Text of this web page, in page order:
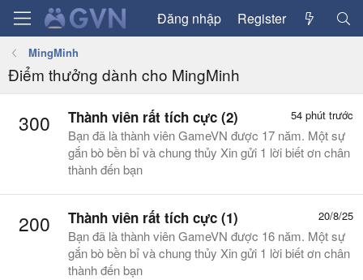
Đăng nhập Register
MingMinh
Điểm thưởng dành cho MingMinh
300 54 phút trước
Thành viên rất tích cực (2)
Bạn đã là thành viên GameVN được 17 năm. Một sự
gắn bò bền bỉ và chung thủy Xin gửi 1 lời biết ơn chân
thành đến bạn
200 20/8/25
Thành viên rất tích cực (1)
Bạn đã là thành viên GameVN được 16 năm. Một sự
gắn bò bền bỉ và chung thủy Xin gửi 1 lời biết ơn chân
thành đến bạn